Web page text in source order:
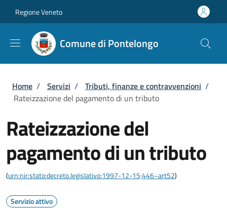
Regione Veneto
Comune di Pontelongo
Briciole di pane
Home / Servizi / Tributi, finanze e contravvenzioni /
Rateizzazione del pagamento di un tributo
Rateizzazione del
pagamento di un tributo
(urn:nir:stato:decreto.legislativo:1997-12-15;446~art52)
Servizio attivo